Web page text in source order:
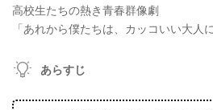
高校生たちの熱き青春群像劇
「あれから僕たちは、カッコいい大人
あらすじ